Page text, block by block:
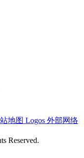
地图 Logos 外部网络
Reserved.